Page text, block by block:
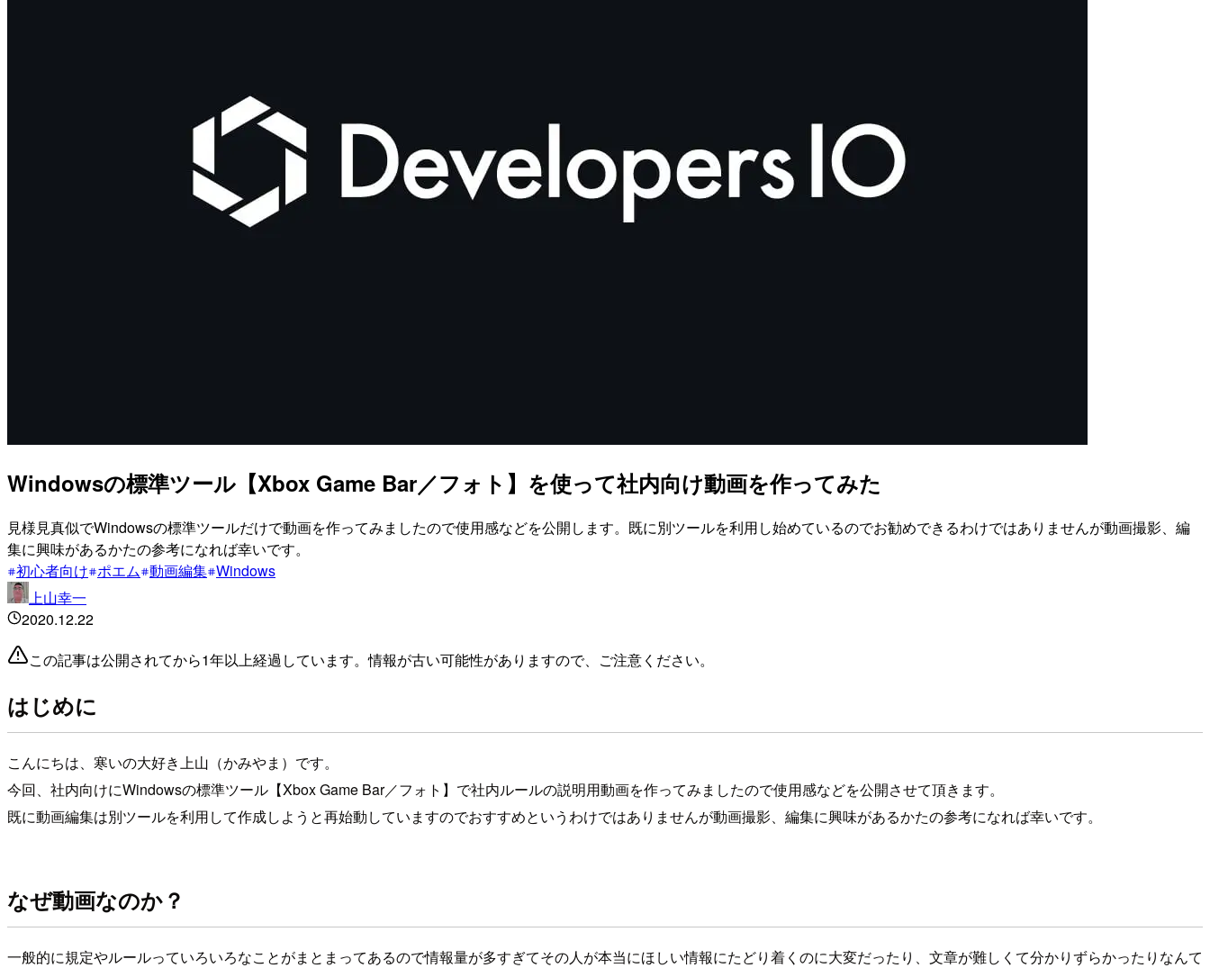
Windowsの標準ツール【Xbox Game Bar／フォト】を使って社内向け動画を作ってみた
見様見真似でWindowsの標準ツールだけで動画を作ってみましたので使用感などを公開します。既に別ツールを利用し始めているのでお勧めできるわけではありませんが動画撮影、編
集に興味があるかたの参考になれば幸いです。
初心者向け ポエム 動画編集 Windows
上山幸一
2020.12.22
この記事は公開されてから1年以上経過しています。情報が古い可能性がありますので、ご注意ください。
はじめに
こんにちは、寒いの大好き上山（かみやま）です。
今回、社内向けにWindowsの標準ツール【Xbox Game Bar／フォト】で社内ルールの説明用動画を作ってみましたので使用感などを公開させて頂きます。
既に動画編集は別ツールを利用して作成しようと再始動していますのでおすすめというわけではありませんが動画撮影、編集に興味があるかたの参考になれば幸いです。
なぜ動画なのか？
一般的に規定やルールっていろいろなことがまとまってあるので情報量が多すぎてその人が本当にほしい情報にたどり着くのに大変だったり、文章が難しくて分かりずらかったりなんて